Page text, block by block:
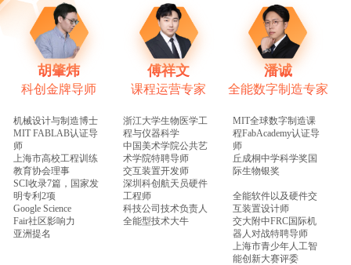
胡肇炜
科创金牌导师
机械设计与制造博士
MIT FABLAB认证导
师
上海市高校工程训练
教育协会理事
SCI收录7篇，国家发
明专利2项
Google Science
Fair社区影响力
亚洲提名
傅祥文
课程运营专家
浙江大学生物医学工
程与仪器科学
中国美术学院公共艺
术学院特聘导师
交互装置开发师
深圳科创航天员硬件
工程师
科技公司技术负责人
全能型技术大牛
潘诚
全能数字制造专家
MIT全球数字制造课
程FabAcademy认证导
师
丘成桐中学科学奖国
际生物银奖
全能软件以及硬件交
互装置设计师
交大附中FRC国际机
器人对战特聘导师
上海市青少年人工智
能创新大赛评委